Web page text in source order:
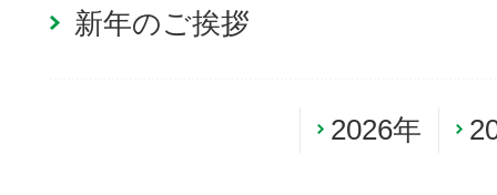
新年のご挨拶
2026年